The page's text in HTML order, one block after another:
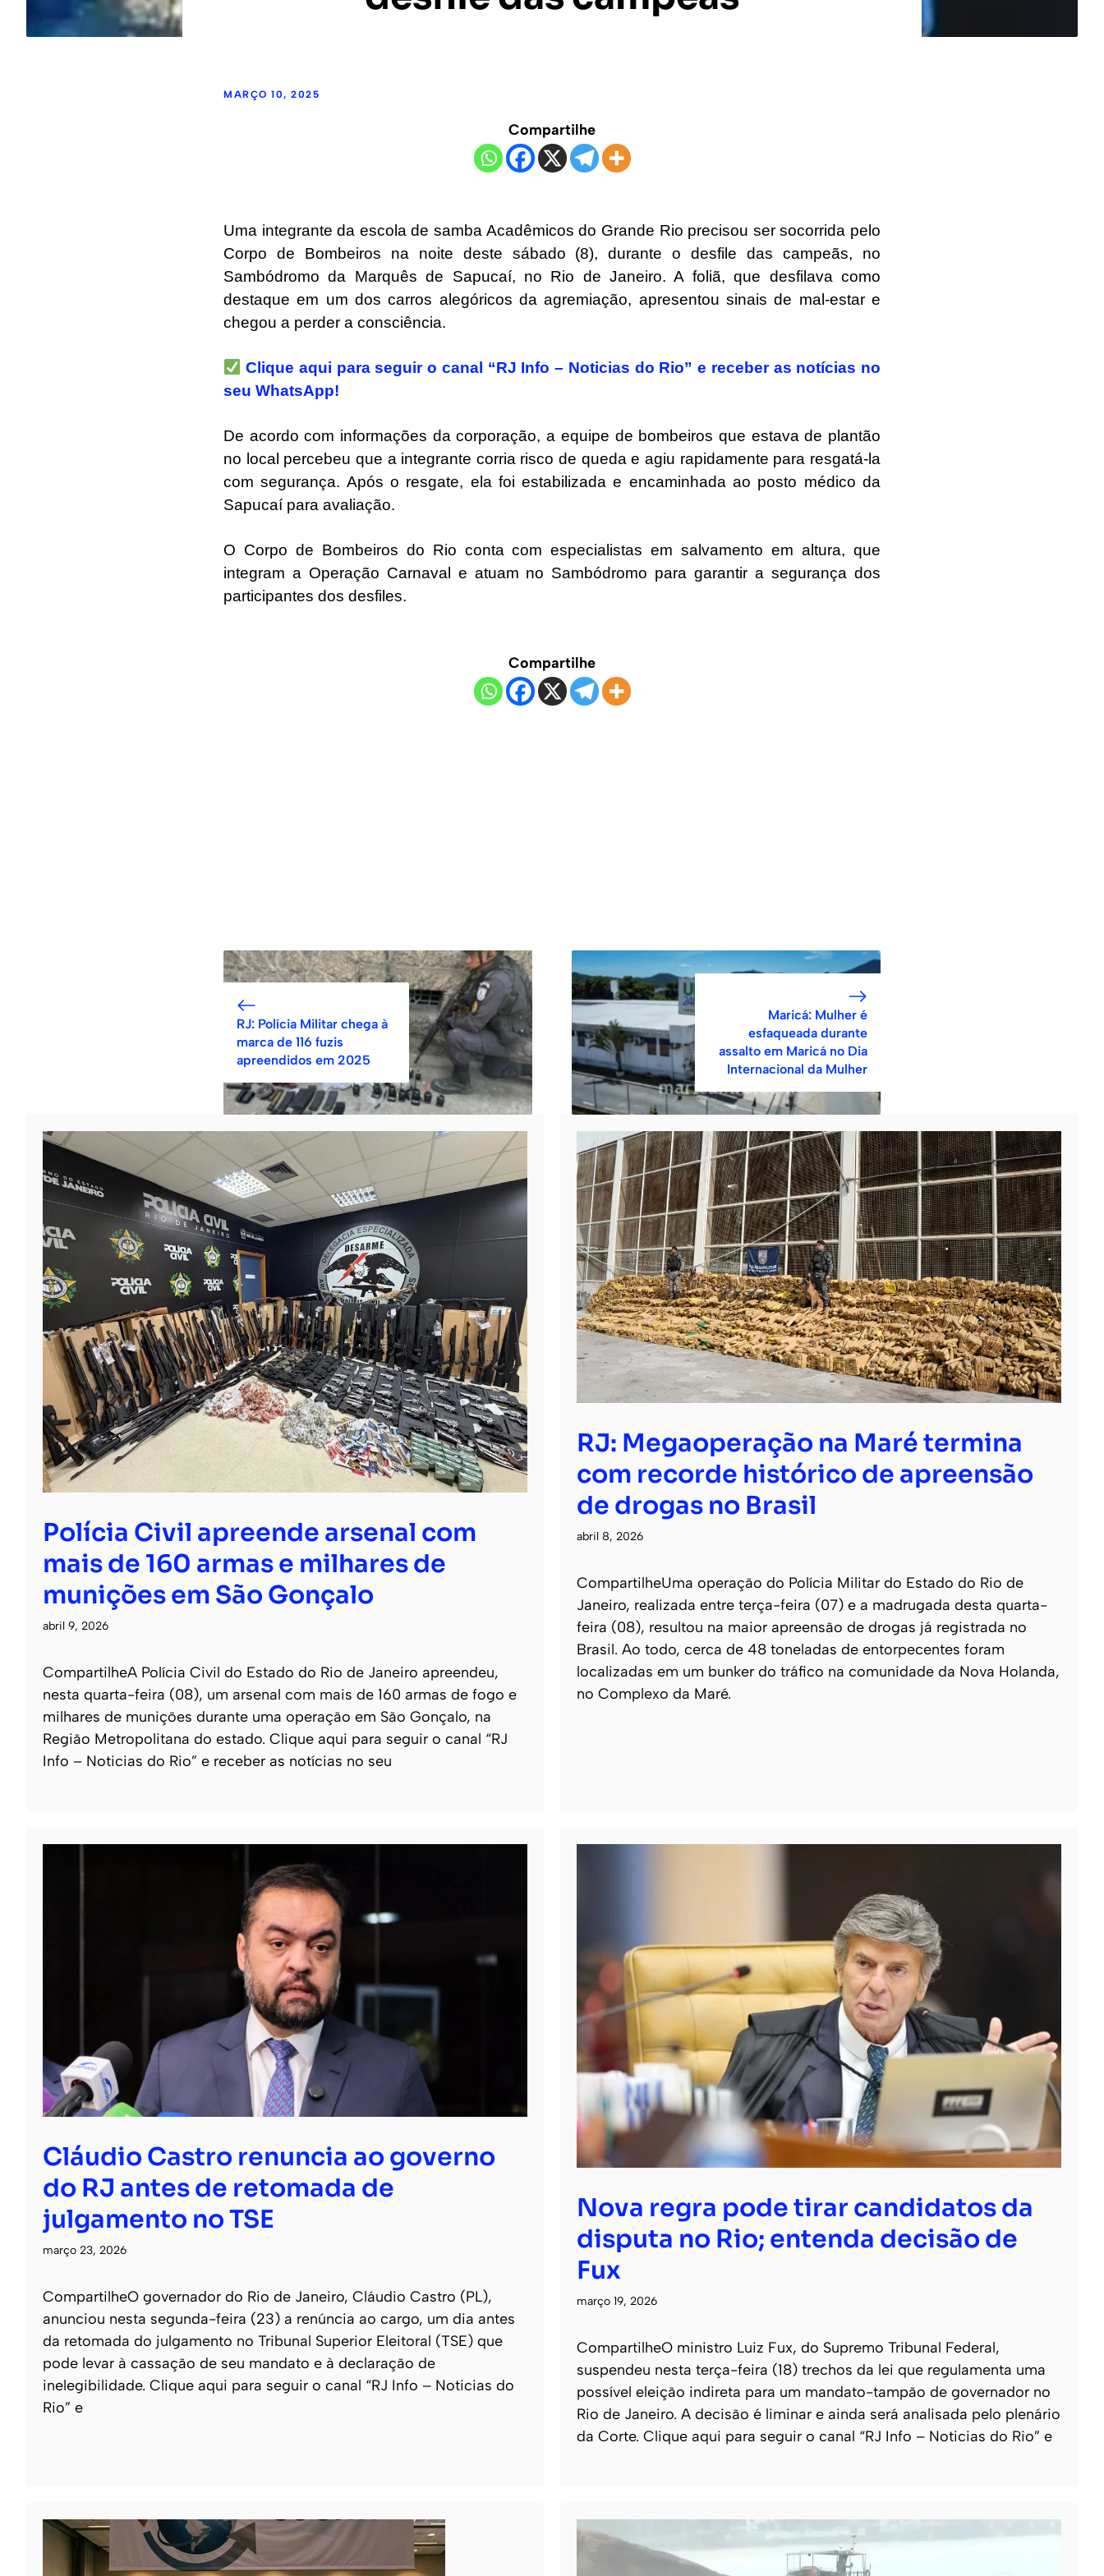
MARÇO 10, 2025
Compartilhe
Uma integrante da escola de samba Acadêmicos do Grande Rio precisou ser socorrida pelo
Corpo de Bombeiros na noite deste sábado (8), durante o desfile das campeãs, no
Sambódromo da Marquês de Sapucaí, no Rio de Janeiro. A foliã, que desfilava como
destaque em um dos carros alegóricos da agremiação, apresentou sinais de mal-estar e
chegou a perder a consciência.
Clique aqui para seguir o canal “RJ Info – Noticias do Rio” e receber as notícias no
seu WhatsApp!
De acordo com informações da corporação, a equipe de bombeiros que estava de plantão
no local percebeu que a integrante corria risco de queda e agiu rapidamente para resgatá-la
com segurança. Após o resgate, ela foi estabilizada e encaminhada ao posto médico da
Sapucaí para avaliação.
O Corpo de Bombeiros do Rio conta com especialistas em salvamento em altura, que
integram a Operação Carnaval e atuam no Sambódromo para garantir a segurança dos
participantes dos desfiles.
Compartilhe
RJ: Polícia Militar chega à
marca de 116 fuzis
apreendidos em 2025
Maricá: Mulher é
esfaqueada durante
assalto em Maricá no Dia
Internacional da Mulher
Polícia Civil apreende arsenal com
mais de 160 armas e milhares de
munições em São Gonçalo
abril 9, 2026
CompartilheA Polícia Civil do Estado do Rio de Janeiro apreendeu,
nesta quarta-feira (08), um arsenal com mais de 160 armas de fogo e
milhares de munições durante uma operação em São Gonçalo, na
Região Metropolitana do estado. Clique aqui para seguir o canal “RJ
Info – Noticias do Rio” e receber as notícias no seu
RJ: Megaoperação na Maré termina
com recorde histórico de apreensão
de drogas no Brasil
abril 8, 2026
CompartilheUma operação do Polícia Militar do Estado do Rio de
Janeiro, realizada entre terça-feira (07) e a madrugada desta quarta-
feira (08), resultou na maior apreensão de drogas já registrada no
Brasil. Ao todo, cerca de 48 toneladas de entorpecentes foram
localizadas em um bunker do tráfico na comunidade da Nova Holanda,
no Complexo da Maré.
Cláudio Castro renuncia ao governo
do RJ antes de retomada de
julgamento no TSE
março 23, 2026
CompartilheO governador do Rio de Janeiro, Cláudio Castro (PL),
anunciou nesta segunda-feira (23) a renúncia ao cargo, um dia antes
da retomada do julgamento no Tribunal Superior Eleitoral (TSE) que
pode levar à cassação de seu mandato e à declaração de
inelegibilidade. Clique aqui para seguir o canal “RJ Info – Noticias do
Rio” e
Nova regra pode tirar candidatos da
disputa no Rio; entenda decisão de
Fux
março 19, 2026
CompartilheO ministro Luiz Fux, do Supremo Tribunal Federal,
suspendeu nesta terça-feira (18) trechos da lei que regulamenta uma
possível eleição indireta para um mandato-tampão de governador no
Rio de Janeiro. A decisão é liminar e ainda será analisada pelo plenário
da Corte. Clique aqui para seguir o canal “RJ Info – Noticias do Rio” e